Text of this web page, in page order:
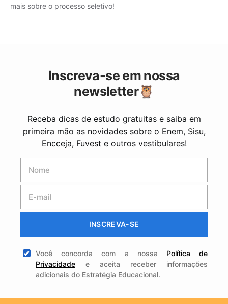
mais sobre o processo seletivo!
Inscreva-se em nossa
newsletter🦉
Receba dicas de estudo gratuitas e saiba em
primeira mão as novidades sobre o Enem, Sisu,
Encceja, Fuvest e outros vestibulares!
INSCREVA-SE
Você concorda com a nossa Política de
Privacidade e aceita receber informações
adicionais do Estratégia Educacional.